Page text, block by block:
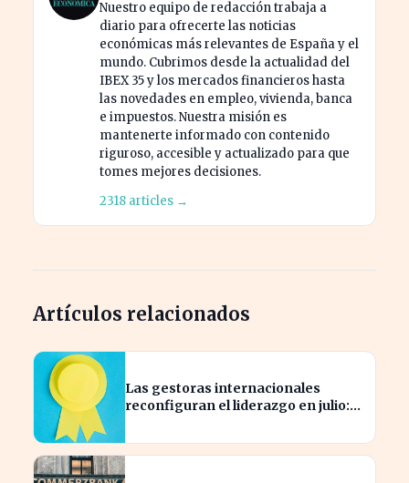
Nuestro equipo de redacción trabaja a
diario para ofrecerte las noticias
económicas más relevantes de España y el
mundo. Cubrimos desde la actualidad del
IBEX 35 y los mercados financieros hasta
las novedades en empleo, vivienda, banca
e impuestos. Nuestra misión es
mantenerte informado con contenido
riguroso, accesible y actualizado para que
tomes mejores decisiones.
2318 articles →
Artículos relacionados
Las gestoras internacionales
reconfiguran el liderazgo en julio:
nombrados?